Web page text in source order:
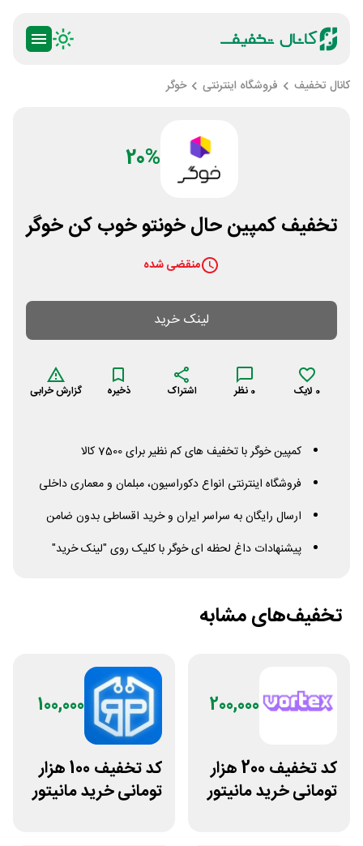
کانال تخفیف فروشگاه اینترنتی خوگر
20%
تخفیف کمپین حال خونتو خوب کن خوگر
منقضی شده
لینک خرید
0 لایک 0 نظر اشتراک ذخیره گزارش خرابی
کمپین خوگر با تخفیف های کم نظیر برای 7500 کالا
فروشگاه اینترنتی انواع دکوراسیون، مبلمان و معماری داخلی
ارسال رایگان به سراسر ایران و خرید اقساطی بدون ضامن
پیشنهادات داغ لحظه ای خوگر با کلیک روی "لینک خرید"
تخفیف‌های مشابه
200,000
کد تخفیف 200 هزار
تومانی خرید مانیتور
100,000
کد تخفیف 100 هزار
تومانی خرید مانیتور